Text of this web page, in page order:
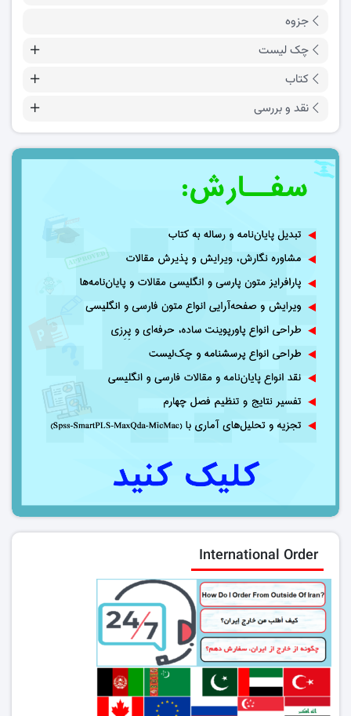
جزوه
چک لیست
کتاب
نقد و بررسی
International Order